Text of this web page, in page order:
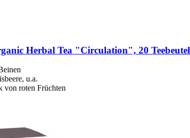
Herbal Tea "Circulation", 20 Teebeutel
u.a.
von roten Früchten